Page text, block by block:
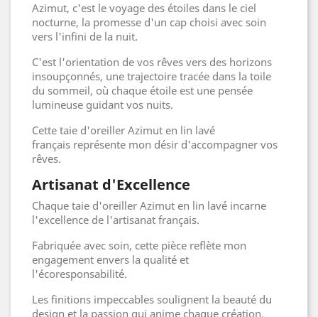
Azimut, c'est le voyage des étoiles dans le ciel
nocturne, la promesse d'un cap choisi avec soin
vers l'infini de la nuit.
C'est l'orientation de vos rêves vers des horizons
insoupçonnés, une trajectoire tracée dans la toile
du sommeil, où chaque étoile est une pensée
lumineuse guidant vos nuits.
Cette taie d'oreiller Azimut en lin lavé
français représente mon désir d'accompagner vos
rêves.
Artisanat d'Excellence
Chaque taie d'oreiller Azimut en lin lavé incarne
l'excellence de l'artisanat français.
Fabriquée avec soin, cette pièce reflète mon
engagement envers la qualité et
l'écoresponsabilité.
Les finitions impeccables soulignent la beauté du
design et la passion qui anime chaque création.